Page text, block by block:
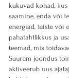
kukuvad kohad,
saamine, enda või
energiad, teiste või
pahatahtlikkus ja
teemad, mis
Suurem joondus
aktiveerub uus